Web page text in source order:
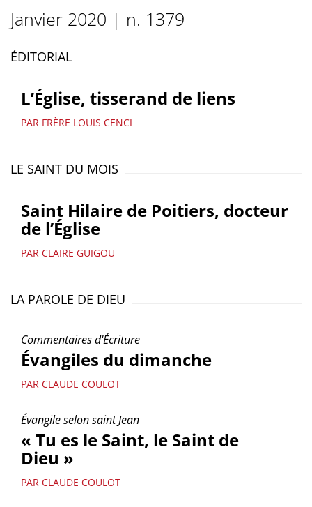
Janvier 2020 | n. 1379
ÉDITORIAL
L’Église, tisserand de liens
PAR FRÈRE LOUIS CENCI
LE SAINT DU MOIS
Saint Hilaire de Poitiers, docteur
de l’Église
PAR CLAIRE GUIGOU
LA PAROLE DE DIEU
Commentaires d'Écriture
Évangiles du dimanche
PAR CLAUDE COULOT
Évangile selon saint Jean
« Tu es le Saint, le Saint de
Dieu »
PAR CLAUDE COULOT